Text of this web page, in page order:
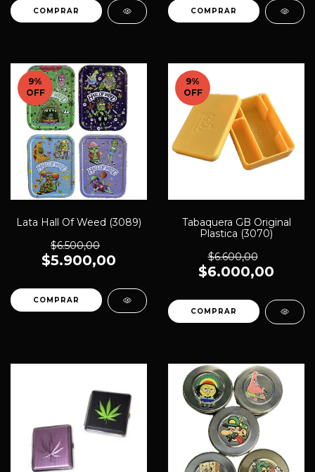
9%
OFF
Lata Hall Of Weed (3089)
$6.500,00
$5.900,00
9%
OFF
Tabaquera GB Original
Plastica (3070)
$6.600,00
$6.000,00